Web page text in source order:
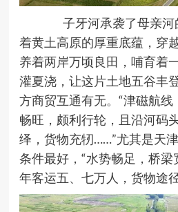
子牙河承袭了母亲河
着黄土高原的厚重底蕴，穿
养着两岸万顷良田，哺育着
灌夏浇，让这片土地五谷丰
方商贸互通有无。 “津磁航
畅旺，颇利行轮，且沿河码
绎，货物充牣……”尤其是天
条件最好，“水势畅足，桥梁
年客运五、七万人，货物途